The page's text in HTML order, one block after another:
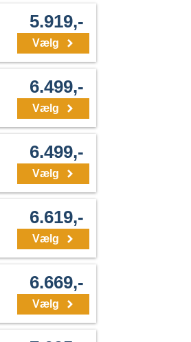
5.919,-
Vælg
6.499,-
Vælg
6.499,-
Vælg
6.619,-
Vælg
6.669,-
Vælg